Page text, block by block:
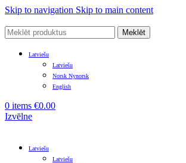
Skip to navigation Skip to main content
Meklēt
Latviešu
Latviešu
Norsk Nynorsk
English
0 items €0.00
Izvēlne
Latviešu
Latviešu